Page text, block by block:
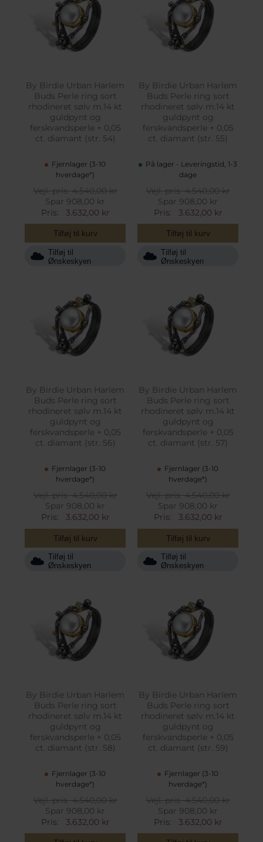
By Birdie Urban Harlem
Buds Perle ring sort
rhodineret sølv m.14 kt
guldpynt og
ferskvandsperle + 0,05
ct. diamant (str. 54)
Fjernlager (3-10
hverdage*)
Vejl. pris4.540,00 kr
Spar 908,00 kr
Pris:
3.632,00 kr
Tilføj til kurv
Tilføj til
Ønskeskyen
By Birdie Urban Harlem
Buds Perle ring sort
rhodineret sølv m.14 kt
guldpynt og
ferskvandsperle + 0,05
ct. diamant (str. 55)
På lager - Leveringstid, 1-3
dage
Vejl. pris4.540,00 kr
Spar 908,00 kr
Pris:
3.632,00 kr
Tilføj til kurv
Tilføj til
Ønskeskyen
By Birdie Urban Harlem
Buds Perle ring sort
rhodineret sølv m.14 kt
guldpynt og
ferskvandsperle + 0,05
ct. diamant (str. 56)
Fjernlager (3-10
hverdage*)
Vejl. pris4.540,00 kr
Spar 908,00 kr
Pris:
3.632,00 kr
Tilføj til kurv
Tilføj til
Ønskeskyen
By Birdie Urban Harlem
Buds Perle ring sort
rhodineret sølv m.14 kt
guldpynt og
ferskvandsperle + 0,05
ct. diamant (str. 57)
Fjernlager (3-10
hverdage*)
Vejl. pris4.540,00 kr
Spar 908,00 kr
Pris:
3.632,00 kr
Tilføj til kurv
Tilføj til
Ønskeskyen
By Birdie Urban Harlem
Buds Perle ring sort
rhodineret sølv m.14 kt
guldpynt og
ferskvandsperle + 0,05
ct. diamant (str. 58)
Fjernlager (3-10
hverdage*)
Vejl. pris4.540,00 kr
Spar 908,00 kr
Pris:
3.632,00 kr
By Birdie Urban Harlem
Buds Perle ring sort
rhodineret sølv m.14 kt
guldpynt og
ferskvandsperle + 0,05
ct. diamant (str. 59)
Fjernlager (3-10
hverdage*)
Vejl. pris4.540,00 kr
Spar 908,00 kr
Pris:
3.632,00 kr